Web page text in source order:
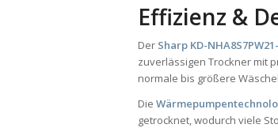
Effizienz &
Der Sharp KD-
zuverlässigen Trockner mit
normale bis größere
Die
getrocknet, wodurch viele